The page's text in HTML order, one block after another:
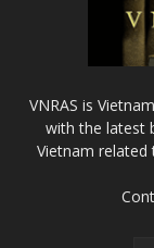
VNRAS is
with the latest
Vietnam